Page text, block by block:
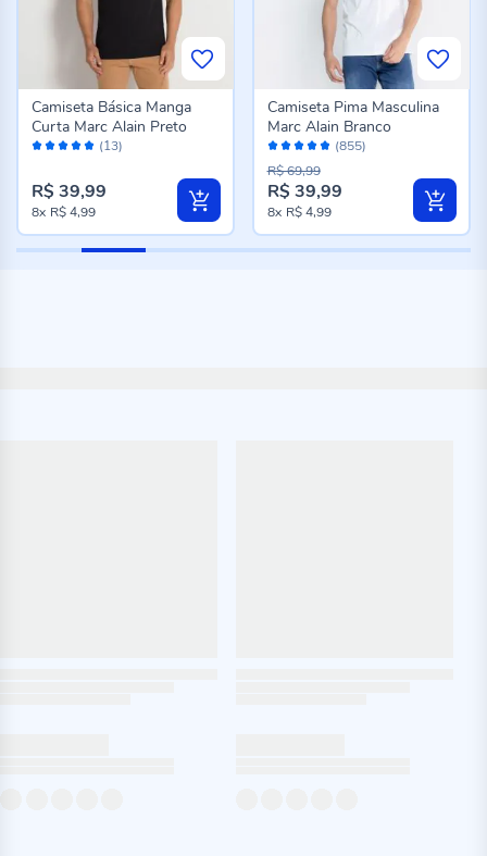
Avaliação: (13)
Camiseta Básica Manga
Curta Marc Alain Preto
R$ 39,99
8x R$ 4,99
Avaliação:
96%
(855)
Camiseta Pima Masculina
Marc Alain Branco
R$ 39,99
R$ 69,99
8x R$ 4,99